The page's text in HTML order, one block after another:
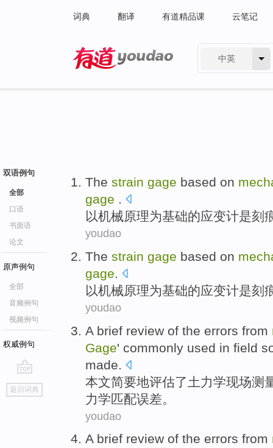
词典 翻译 有道精品课 云笔记
中英
双语例句
全部
口语
书面语
论文
原声例句
全部
音频例句
视频例句
权威例句
go
top
返回词典
The strain gage based on
gage .
以机械原理为基础的应变计是刻
youdao
The strain gage based on
gage.
以机械原理为基础的应变计是刻
youdao
A brief review of the errors from
Gage' commonly used in field
made.
本文简要地评估了 土力学现场测
力学匹配误差 。
youdao
A brief review of the errors from